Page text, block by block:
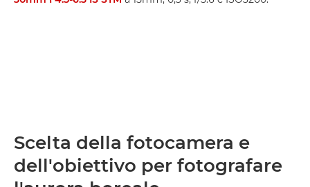
Scelta della fotocamera e
dell'obiettivo per fotografare